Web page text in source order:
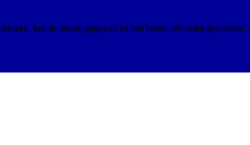
ben ik enorm gegroeid en een betere advocaat geworden."